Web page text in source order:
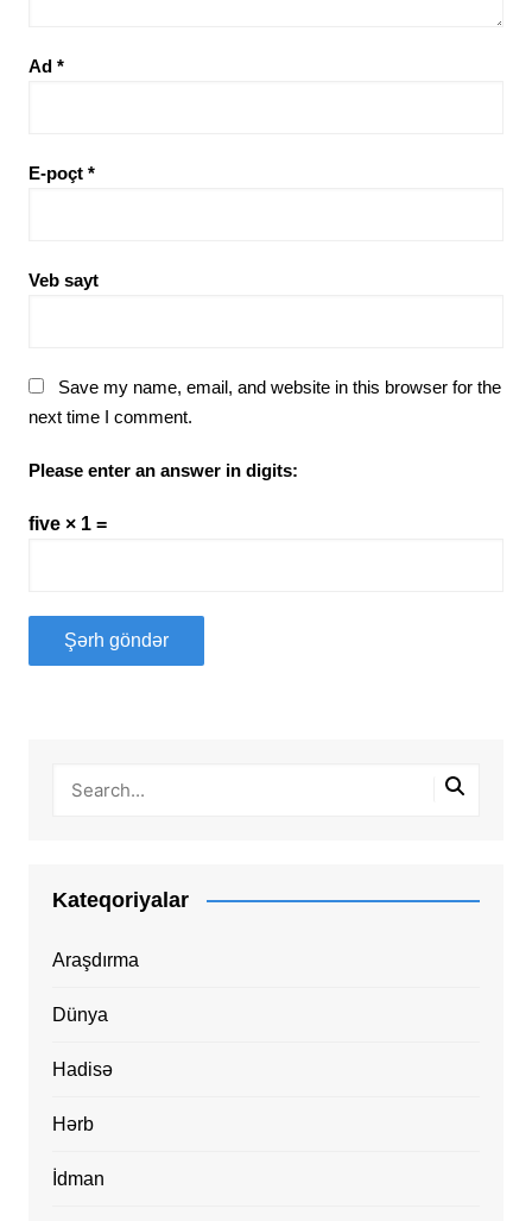
Ad *
E-poçt *
Veb sayt
Save my name, email, and website in this browser for the
next time I comment.
Please enter an answer in digits:
five × 1 =
Kateqoriyalar
Araşdırma
Dünya
Hadisə
Hərb
İdman